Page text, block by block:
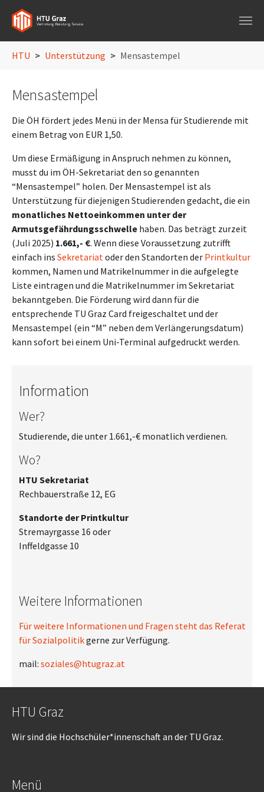
HTU Unterstützung Mensastempel
Mensastempel
Die ÖH fördert jedes Menü in der Mensa für Studierende mit
einem Betrag von EUR 1,50.
Um diese Ermäßigung in Anspruch nehmen zu können,
musst du im ÖH-Sekretariat den so genannten
“Mensastempel” holen. Der Mensastempel ist als
Unterstützung für diejenigen Studierenden gedacht, die ein
monatliches Nettoeinkommen unter der
Armutsgefährdungsschwelle haben. Das beträgt zurzeit
(Juli 2025) 1.661,- €. Wenn diese Voraussetzung zutrifft
einfach ins Sekretariatoder den Standorten der Printkultur
kommen, Namen und Matrikelnummer in die aufgelegte
Liste eintragen und die Matrikelnummer im Sekretariat
bekanntgeben. Die Förderung wird dann für die
entsprechende TU Graz Card freigeschaltet und der
Mensastempel (ein “M” neben dem Verlängerungsdatum)
kann sofort bei einem Uni-Terminal aufgedruckt werden.
Information
Wer?
Studierende, die unter 1.661,-€ monatlich verdienen.
Wo?
HTU Sekretariat
Rechbauerstraße 12, EG
Standorte der Printkultur
Stremayrgasse 16 oder
Inffeldgasse 10
Weitere Informationen
Für weitere Informationen und Fragen steht das Referat
für Sozialpolitikgerne zur Verfügung.
mail:soziales@htugraz.at
HTU Graz
Wir sind die Hochschüler*innenschaft an der TU Graz.
Menü